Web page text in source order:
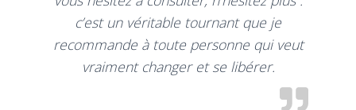
c’est un véritable tournant que je
recommande à toute personne qui veut
vraiment changer et se libérer.